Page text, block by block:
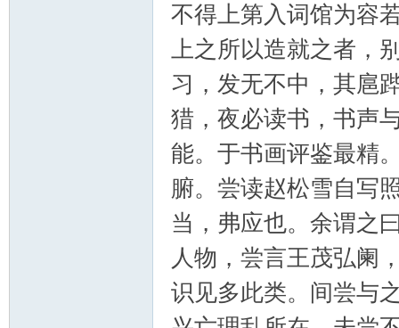
不得上第入词馆为容
上之所以造就之者，
习，发无不中，其扈
猎，夜必读书，书声
能。于书画评鉴最精
腑。尝读赵松雪自写
当，弗应也。余谓之
人物，尝言王茂弘阑
识见多此类。间尝与